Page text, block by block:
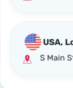
USA,
S Main